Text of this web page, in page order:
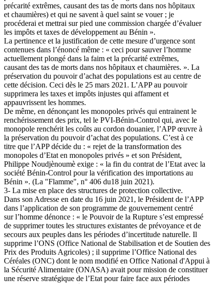
précarité extrêmes, causant des tas de morts dans nos hôpitaux
et chaumières) et qui ne savent à quel saint se vouer ; je
procéderai et mettrai sur pied une commission chargée d’évaluer
les impôts et taxes de développement au Bénin ».
La pertinence et la justification de cette mesure d’urgence sont
contenues dans l’énoncé même : « ceci pour sauver l’homme
actuellement plongé dans la faim et la précarité extrêmes,
causant des tas de morts dans nos hôpitaux et chaumières. ». La
préservation du pouvoir d’achat des populations est au centre de
cette décision. Ceci dès le 25 mars 2021. L’APP au pouvoir
supprimera les taxes et impôts injustes qui affament et
appauvrissent les hommes.
De même, en dénonçant les monopoles privés qui entrainent le
renchérissement des prix, tel le PVI-Bénin-Control qui, avec le
monopole renchérit les coûts au cordon douanier, l’APP œuvre à
la préservation du pouvoir d’achat des populations. C’est à ce
titre que l’APP décide du : « rejet de la transformation des
monopoles d’Etat en monopoles privés » et son Président,
Philippe Noudjènoumè exige : « la fin du contrat de l’Etat avec la
société Bénin-Control pour la vérification des importations au
Bénin ». (La "Flamme", n° 406 du18 juin 2021).
3- La mise en place des structures de protection collective.
Dans son Adresse en date du 16 juin 2021, le Président de l’APP
dans l’application de son programme de gouvernement centré
sur l’homme dénonce : « le Pouvoir de la Rupture s’est empressé
de supprimer toutes les structures existantes de prévoyance et de
secours aux peuples dans les périodes d’incertitude naturelle. Il
supprime l’ONS (Office National de Stabilisation et de Soutien des
Prix des Produits Agricoles) ; il supprime l’Office National des
Céréales (ONC) dont le nom modifié en Office National d'Appui à
la Sécurité Alimentaire (ONASA) avait pour mission de constituer
une réserve stratégique de l’Etat pour faire face aux périodes